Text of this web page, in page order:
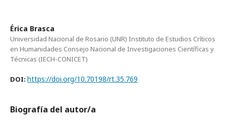
Érica Brasca
Universidad Nacional de Rosario (UNR) Instituto de Estudios Críticos
en Humanidades Consejo Nacional de Investigaciones Científicas y
Técnicas (IECH-CONICET)
DOI: https://doi.org/10.70198/rt.35.769
Biografía del autor/a